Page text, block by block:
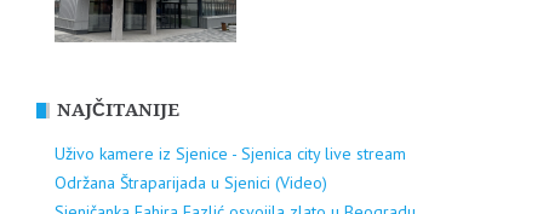
NAJČITANIJE
Uživo kamere iz Sjenice - Sjenica city live stream
Održana Štraparijada u Sjenici (Video)